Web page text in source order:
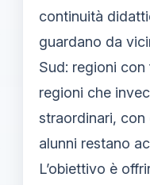
continuità
guardano da
Sud: regioni
regioni che
straordinari, con
alunni restano
L’obiettivo è